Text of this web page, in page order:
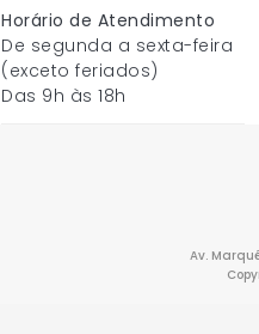
Horário de Atendimento
De segunda a sexta-feira
(exceto feriados)
Das 9h às 18h
Av.